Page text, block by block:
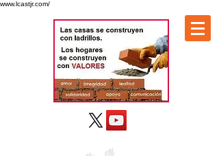
www.lcastjr.com/